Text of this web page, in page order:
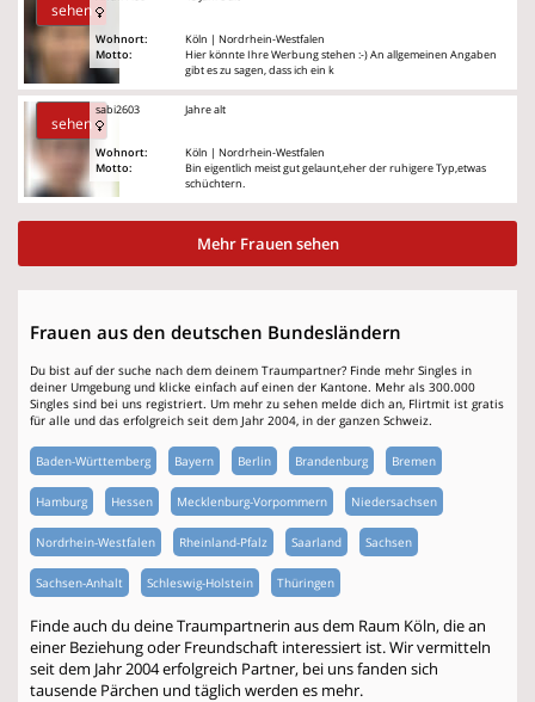
sehen
Wohnort:
Motto:
Köln | Nordrhein-Westfalen
Hier könnte Ihre Werbung stehen :-) An allgemeinen Angaben
gibt es zu sagen, dass ich ein k
sehen
sabi2603
Wohnort:
Motto:
Jahre alt
Köln | Nordrhein-Westfalen
Bin eigentlich meist gut gelaunt,eher der ruhigere Typ,etwas
schüchtern.
Mehr Frauen sehen
Frauen aus den deutschen Bundesländern
Du bist auf der suche nach dem deinem Traumpartner? Finde mehr Singles in
deiner Umgebung und klicke einfach auf einen der Kantone. Mehr als 300.000
Singles sind bei uns registriert. Um mehr zu sehen melde dich an, Flirtmit ist gratis
für alle und das erfolgreich seit dem Jahr 2004, in der ganzen Schweiz.
Baden-Württemberg Bayern Berlin Brandenburg Bremen
Hamburg Hessen Mecklenburg-Vorpommern Niedersachsen
Nordrhein-Westfalen Rheinland-Pfalz Saarland Sachsen
Sachsen-Anhalt Schleswig-Holstein Thüringen
Finde auch du deine Traumpartnerin aus dem Raum Köln, die an
einer Beziehung oder Freundschaft interessiert ist. Wir vermitteln
seit dem Jahr 2004 erfolgreich Partner, bei uns fanden sich
tausende Pärchen und täglich werden es mehr.